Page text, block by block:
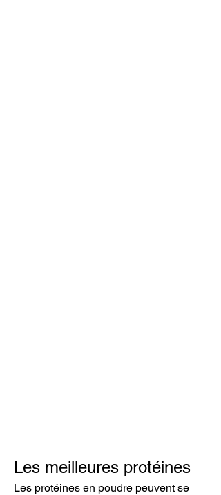
Les meilleures protéines
Les protéines en poudre peuvent se